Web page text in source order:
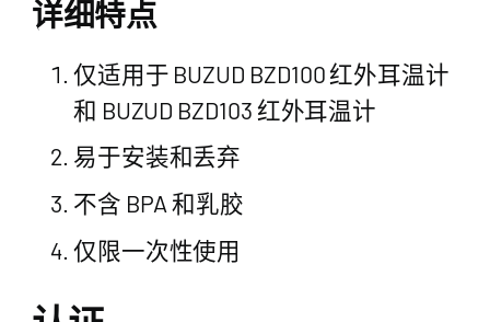
详细特点
仅适用于 BUZUD BZD100 红外耳温计
和 BUZUD BZD103 红外耳温计
易于安装和丢弃
不含 BPA 和乳胶
仅限一次性使用